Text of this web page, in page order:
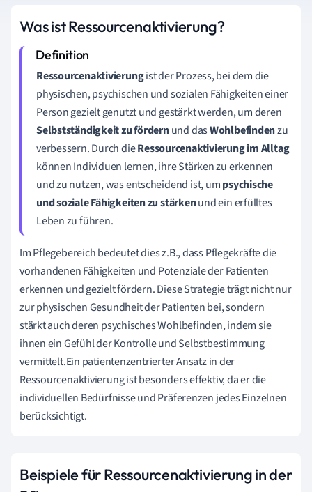
Was ist Ressourcenaktivierung?
Ressourcenaktivierungist der Prozess, bei dem die
physischen, psychischen und sozialen Fähigkeiten einer
Person gezielt genutzt und gestärkt werden, um deren
Selbstständigkeit zu fördernund dasWohlbefindenzu
verbessern. Durch dieRessourcenaktivierung im Alltag
können Individuen lernen, ihre Stärken zu erkennen
und zu nutzen, was entscheidend ist, umpsychische
und soziale Fähigkeiten zu stärkenund ein erfülltes
Leben zu führen.
Im Pflegebereich bedeutet dies z.B., dass Pflegekräfte die
vorhandenen Fähigkeiten und Potenziale der Patienten
erkennen und gezielt fördern. Diese Strategie trägt nicht nur
zur physischen Gesundheit der Patienten bei, sondern
stärkt auch deren psychisches Wohlbefinden, indem sie
ihnen ein Gefühl der Kontrolle und Selbstbestimmung
vermittelt.Ein patientenzentrierter Ansatz in der
Ressourcenaktivierung ist besonders effektiv, da er die
individuellen Bedürfnisse und Präferenzen jedes Einzelnen
berücksichtigt.
Beispiele für Ressourcenaktivierung in der